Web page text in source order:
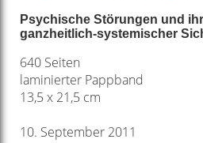
Psychische Störungen und
ganzheitlich-systemischer
640 Seiten
laminierter Pappband
13,5 x 21,5 cm
10. September 2011